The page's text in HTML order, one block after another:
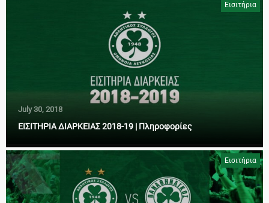
Εισιτήρια
July 30, 2018
ΕΙΣΙΤΗΡΙΑ ΔΙΑΡΚΕΙΑΣ 2018-19 | Πληροφορίες
Εισιτήρια